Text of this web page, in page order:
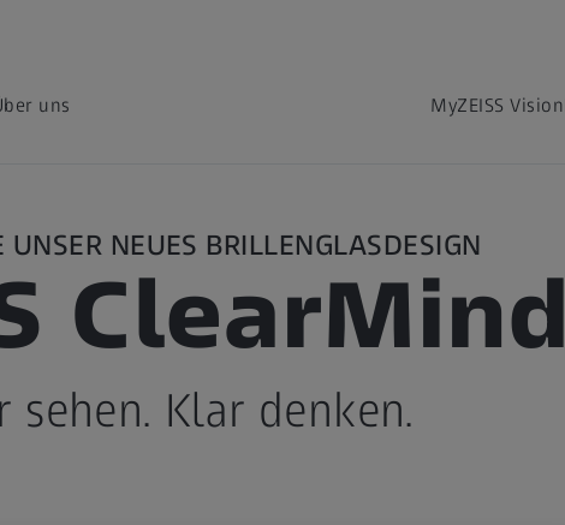
uns MyZEISS Vision
UNSER NEUES BRILLENGLASDESIGN
ClearMind
sehen. Klar denken.